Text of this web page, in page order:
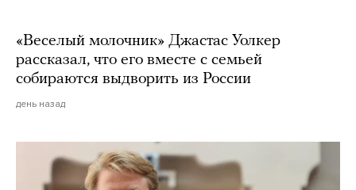
«Веселый молочник» Джастас Уолкер
рассказал, что его вместе с семьей
собираются выдворить из России
день назад